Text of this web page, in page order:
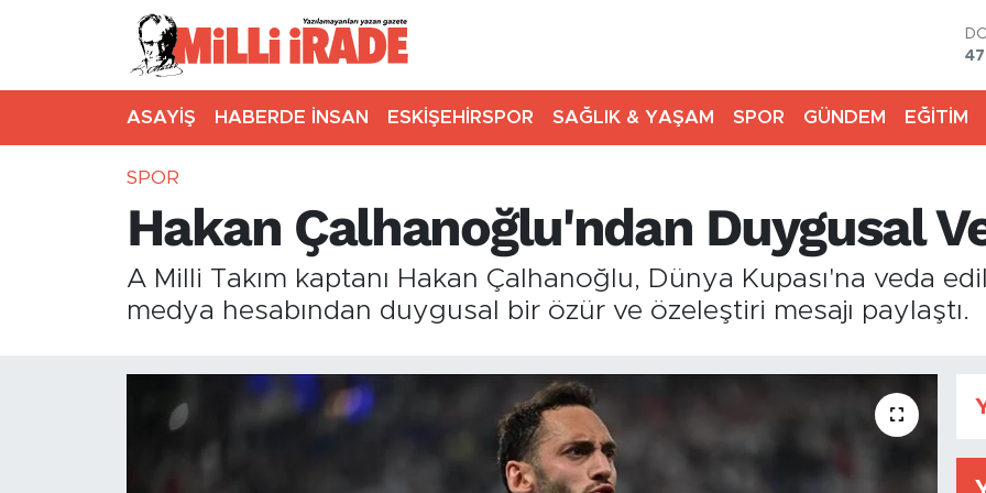
ASAYİŞ HABERDE İNSAN ESKİŞEHİRSPOR SAĞLIK & YAŞAM SPOR GÜNDEM EĞİTİM
SPOR
Hakan Çalhanoğlu'ndan Duygusal
A Milli Takım kaptanı Hakan Çalhanoğlu, Dünya Kupası'na veda
medya hesabından duygusal bir özür ve özeleştiri mesajı paylaştı.